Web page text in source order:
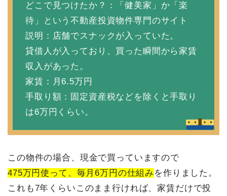
どこで見つけたか？：「健美家」か「楽
待」という不動産投資物件専門のサイト
説明：店舗でスナックが入っていた。
貸借人が入っており、買った瞬間から家賃
収入があった。
家賃：月6.5万円
手取り額：固定資産税などを除くと手取り
は6万円くらい。
この物件の場合、現金で買っていますので
475万円使って、毎月6万円の仕組み を作りました。
これも7年くらいこのまま行ければ、家賃だけで投